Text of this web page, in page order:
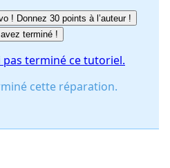
! Donnez 30 points à l’auteur !
terminé !
terminé ce tutoriel.
cette réparation.